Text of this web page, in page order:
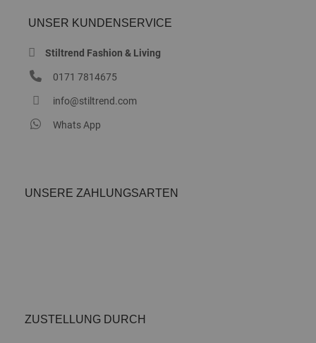
UNSER KUNDENSERVICE
Stiltrend Fashion & Living
0171 7814675
info@stiltrend.com
Whats App
ZUSTELLUNG DURCH
UNSERE ZAHLUNGSARTEN